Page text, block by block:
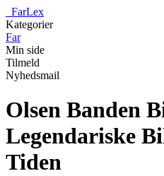
FarLex
Kategorier
Far
Min side
Tilmeld
Nyhedsmail
Olsen Banden
Legendariske
Tiden